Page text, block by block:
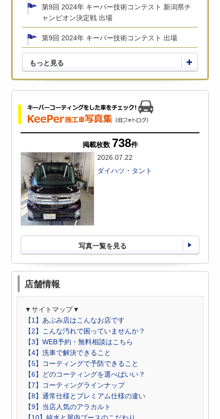
第9回 2024年 キーパー技術コンテスト 新潟県チ
ャンピオン決定戦 出場
第9回 2024年 キーパー技術コンテスト 出場
もっと見る
掲載枚数 738件
2026.07.22
ダイハツ・タント
写真一覧を見る
店舗情報
▼サイトマップ▼
【1】あぶみ店はこんなお店です
【2】こんな汚れで困っていませんか？
【3】WEB予約・無料相談はこちら
【4】洗車で解決できること
【5】コーティングで予防できること
【6】どのコーティングを選べばいい？
【7】コーティングラインナップ
【8】通常仕様とプレミアム仕様の違い
【9】当店人気のアラカルト